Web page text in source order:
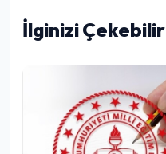
İlginizi Çekebilir